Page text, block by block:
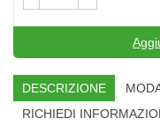
DESCRIZIONE
RICHIEDI